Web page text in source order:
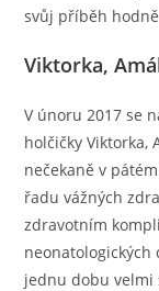
svůj příběh
Viktorka,
V únoru 2017 se
holčičky Viktorka,
nečekaně v
řadu vážných
zdravotním
neonatologických
jednu dobu velmi